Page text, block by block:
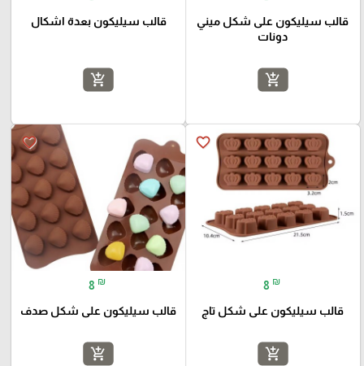
قالب سيليكون على شكل ميني
دونات
add_shopping_cart
قالب سيليكون بعدة اشكال
add_shopping_cart
favorite_border
8 ₪
قالب سيليكون على شكل تاج
add_shopping_cart
favorite_border
8 ₪
قالب سيليكون على شكل صدف
add_shopping_cart